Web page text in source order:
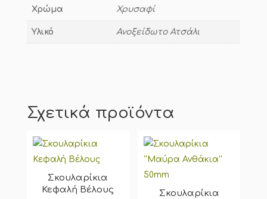
Χρώμα Χρυσαφί
Υλικό Ανοξείδωτο Ατσάλι
Σχετικά προϊόντα
Σκουλαρίκια
Κεφαλή Βέλους
Σκουλαρίκια